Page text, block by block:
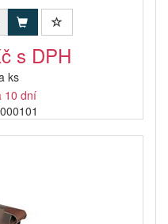
s DPH
ks
10 dní